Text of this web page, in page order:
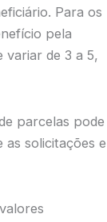
Para os
pela
variar de 3 a 5,
parcelas pode
solicitações e